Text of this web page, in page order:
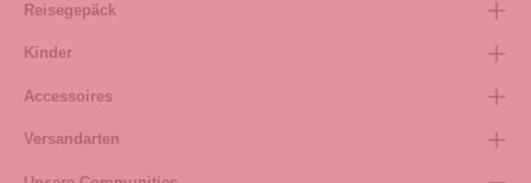
Reisegepäck
Kinder
Accessoires
Versandarten